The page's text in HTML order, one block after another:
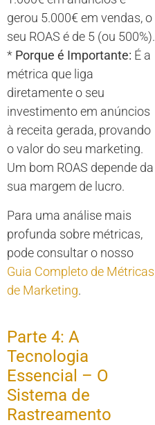
gerou 5.000€ em vendas, o
seu ROAS é de 5 (ou 500%).
* Porque é Importante: É a
métrica que liga
diretamente o seu
investimento em anúncios
à receita gerada, provando
o valor do seu marketing.
Um bom ROAS depende da
sua margem de lucro.
Para uma análise mais
profunda sobre métricas,
pode consultar o nosso
Guia Completo de Métricas
de Marketing.
Parte 4: A
Tecnologia
Essencial – O
Sistema de
Rastreamento